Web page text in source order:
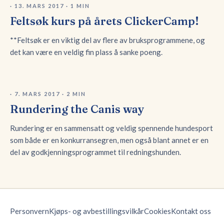
· 13. MARS 2017 · 1 MIN
Feltsøk kurs på årets ClickerCamp!
**Feltsøk er en viktig del av flere av bruksprogrammene, og
det kan være en veldig fin plass å sanke poeng.
· 7. MARS 2017 · 2 MIN
Rundering the Canis way
Rundering er en sammensatt og veldig spennende hundesport
som både er en konkurransegren, men også blant annet er en
del av godkjenningsprogrammet til redningshunden.
PersonvernKjøps- og avbestillingsvilkårCookiesKontakt oss